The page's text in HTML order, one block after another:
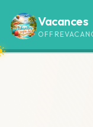
Vacances